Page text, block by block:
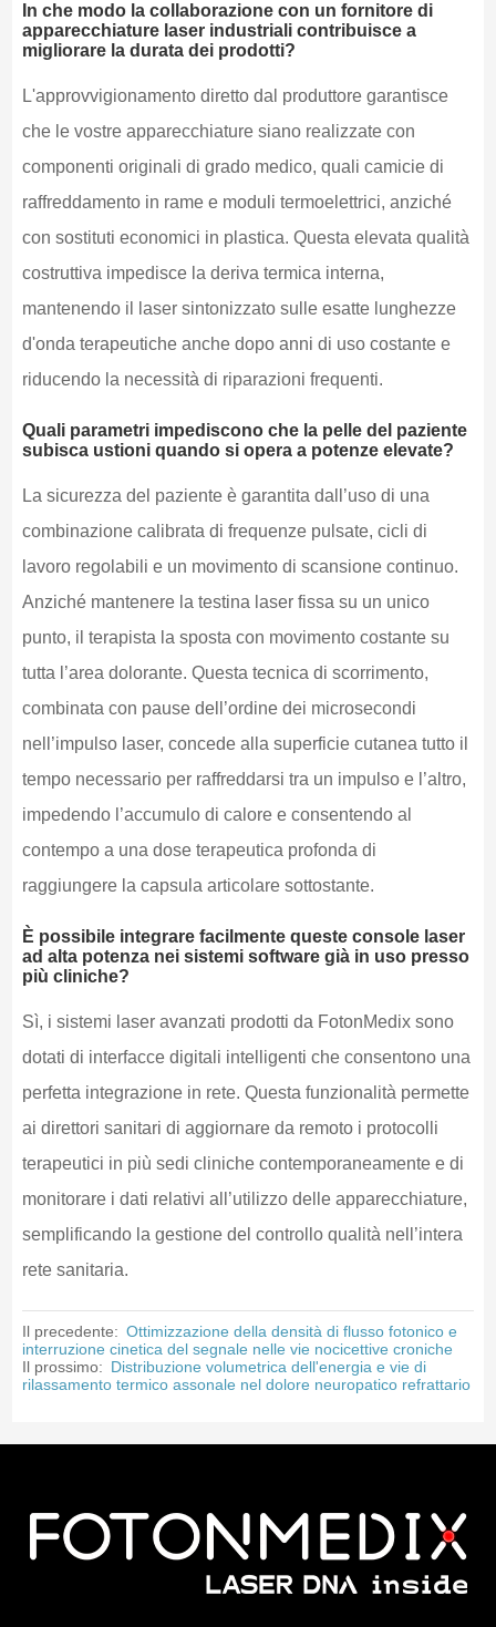
In che modo la collaborazione con un fornitore di
apparecchiature laser industriali contribuisce a
migliorare la durata dei prodotti?
L'approvvigionamento diretto dal produttore garantisce
che le vostre apparecchiature siano realizzate con
componenti originali di grado medico, quali camicie di
raffreddamento in rame e moduli termoelettrici, anziché
con sostituti economici in plastica. Questa elevata qualità
costruttiva impedisce la deriva termica interna,
mantenendo il laser sintonizzato sulle esatte lunghezze
d'onda terapeutiche anche dopo anni di uso costante e
riducendo la necessità di riparazioni frequenti.
Quali parametri impediscono che la pelle del paziente
subisca ustioni quando si opera a potenze elevate?
La sicurezza del paziente è garantita dall’uso di una
combinazione calibrata di frequenze pulsate, cicli di
lavoro regolabili e un movimento di scansione continuo.
Anziché mantenere la testina laser fissa su un unico
punto, il terapista la sposta con movimento costante su
tutta l’area dolorante. Questa tecnica di scorrimento,
combinata con pause dell’ordine dei microsecondi
nell’impulso laser, concede alla superficie cutanea tutto il
tempo necessario per raffreddarsi tra un impulso e l’altro,
impedendo l’accumulo di calore e consentendo al
contempo a una dose terapeutica profonda di
raggiungere la capsula articolare sottostante.
È possibile integrare facilmente queste console laser
ad alta potenza nei sistemi software già in uso presso
più cliniche?
Sì, i sistemi laser avanzati prodotti da FotonMedix sono
dotati di interfacce digitali intelligenti che consentono una
perfetta integrazione in rete. Questa funzionalità permette
ai direttori sanitari di aggiornare da remoto i protocolli
terapeutici in più sedi cliniche contemporaneamente e di
monitorare i dati relativi all’utilizzo delle apparecchiature,
semplificando la gestione del controllo qualità nell’intera
rete sanitaria.
Il precedente: Ottimizzazione della densità di flusso fotonico e
interruzione cinetica del segnale nelle vie nocicettive croniche
Il prossimo: Distribuzione volumetrica dell'energia e vie di
rilassamento termico assonale nel dolore neuropatico refrattario